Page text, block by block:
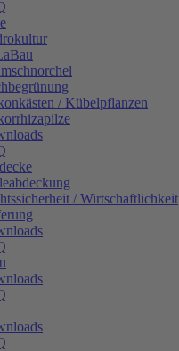
/ Kübelpflanzen
/ Wirtschaftlichkeit